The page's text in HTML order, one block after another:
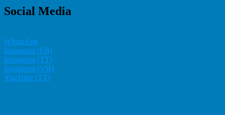
Social Media
WhatsApp
Instagram (FB)
Instagram (TT)
Instagram (VB)
YouTube (TT)